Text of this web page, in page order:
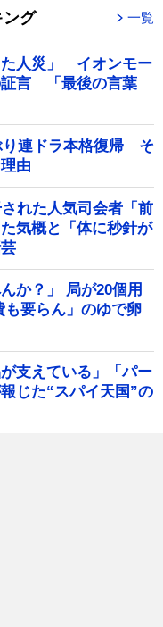
ング 一覧
た人災」 イオンモー
証言 「最後の言葉
り連ドラ本格復帰 そ
由
れた人気司会者「前
気概と「体に秒針が
か？」 局が20個用
要らん」のゆで卵
支えている」「パー
じた“スパイ天国”の